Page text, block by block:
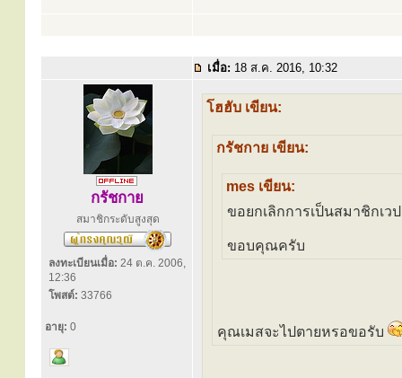
เมื่อ: 18 ส.ค. 2016, 10:32
กรัชกาย
สมาชิกระดับสูงสุด
ลงทะเบียนเมื่อ: 24 ต.ค. 2006,
12:36
โพสต์: 33766
อายุ: 0
โฮฮับ เขียน:
กรัชกาย เขียน:
mes เขียน:
ขอยกเลิกการเป็นสมาชิกเว
ขอบคุณครับ
คุณเมสจะไปตายหรอขอรับ